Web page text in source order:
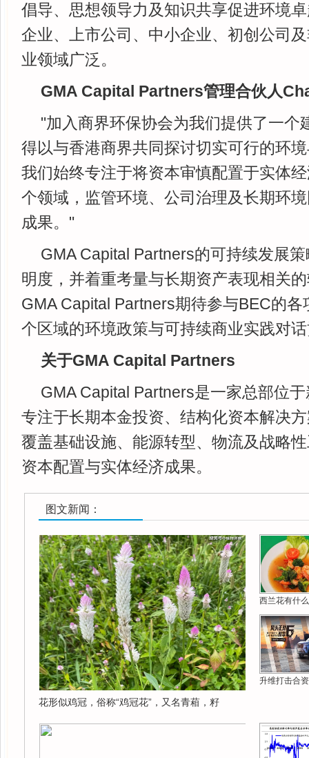
倡导、思想领导力及知识共享促进环境
企业、上市公司、中小企业、初创公司
业领域广泛。
GMA Capital Partners管理合伙人
"加入商界环保协会为我们提供了一个
得以与香港商界共同探讨切实可行的环
我们始终专注于将资本审慎配置于实体
个领域，监管环境、公司治理及长期环
成果。"
GMA Capital Partners的可持续发展
明度，并着重考量与长期资产表现相关
GMA Capital Partners期待参与BEC的
个区域的环境政策与可持续商业实践对
关于GMA Capital Partners
GMA Capital Partners是一家总部位
专注于长期本金投资、结构化资本解决
覆盖基础设施、能源转型、物流及战略
资本配置与实体经济成果。
图文新闻：
花形似鸡冠，俗称“鸡冠花”，又名青葙，籽
西兰花有什
升维打击合